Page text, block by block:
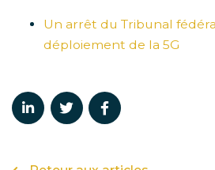
Un arrêt du Tribunal
déploiement de la 5G